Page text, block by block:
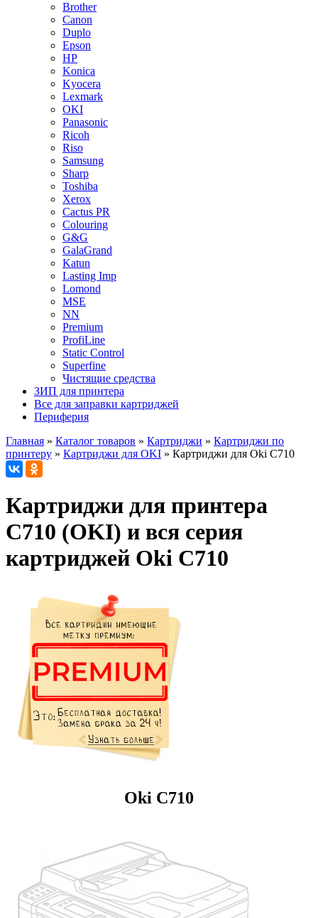
Brother
Canon
Duplo
Epson
HP
Konica
Kyocera
Lexmark
OKI
Panasonic
Ricoh
Riso
Samsung
Sharp
Toshiba
Xerox
Cactus PR
Colouring
G&G
GalaGrand
Katun
Lasting Imp
Lomond
MSE
NN
Premium
ProfiLine
Static Control
Superfine
Чистящие средства
ЗИП для принтера
Все для заправки картриджей
Периферия
Главная » Каталог товаров » Картриджи » Картриджи по
принтеру » Картриджи для OKI » Картриджи для Oki C710
Картриджи для принтера
C710 (OKI) и вся серия
картриджей Oki C710
Oki C710